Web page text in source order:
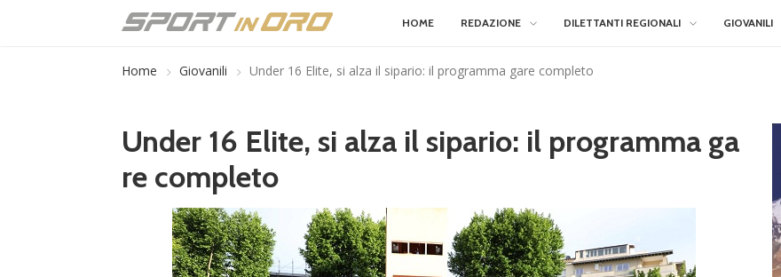
HOME REDAZIONE DILETTANTI REGIONALI GIOVANILI
Home Giovanili Under 16 Elite, si alza il sipario: il programma gare completo
Under 16 Elite, si alza il sipario: il programma ga
re completo